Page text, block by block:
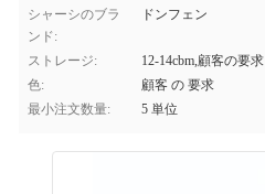
シャーシのブラ
ンド:
ドンフェン
ストレージ:
12-14cbm,顧客の要求
色:
顧客 の 要求
最小注文数量:
5 単位